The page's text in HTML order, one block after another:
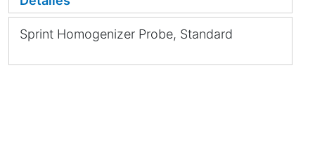
Sprint Homogenizer Probe, Standard